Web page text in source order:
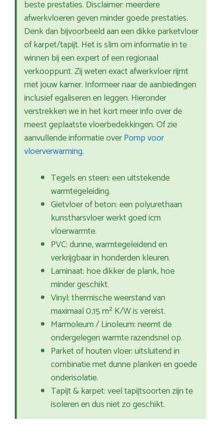
beste prestaties. Disclaimer: meerdere
afwerkvloeren geven minder goede prestaties.
Denk dan bijvoorbeeld aan een dikke parketvloer
of karpet/tapijt. Het is slim om informatie in te
winnen bij een expert of een regionaal
verkooppunt. Zij weten exact afwerkvloer rijmt
met jouw kamer. Informeer naar de aanbiedingen
inclusief egaliseren en leggen. Hieronder
verstrekken we in het kort meer info over de
meest geplaatste vloerbedekkingen. Of zie
aanvullende informatie overPomp voor
vloerverwarming.
Tegels en steen: een uitstekende
warmtegeleiding.
Gietvloer of beton: een polyurethaan
kunstharsvloer werkt goed icm
vloerwarmte.
PVC: dunne, warmtegeleidend en
verkrijgbaar in honderden kleuren.
Laminaat: hoe dikker de plank, hoe
minder geschikt.
Vinyl: thermische weerstand van
maximaal 0,15 m² K/W is vereist.
Marmoleum / Linoleum: neemt de
ondergelegen warmte razendsnel op.
Parket of houten vloer: uitsluitend in
combinatie met dunne planken en goede
onderisolatie.
Tapijt & karpet: veel tapijtsoorten zijn te
isoleren en dus niet zo geschikt.